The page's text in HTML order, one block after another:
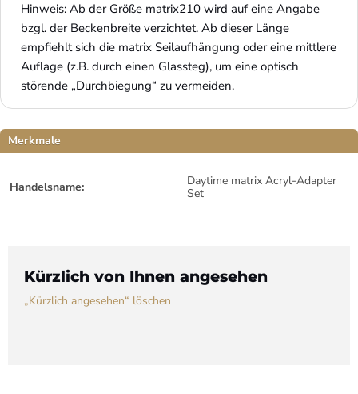
Hinweis: Ab der Größe matrix210 wird auf eine Angabe
bzgl. der Beckenbreite verzichtet. Ab dieser Länge
empfiehlt sich die matrix Seilaufhängung oder eine mittlere
Auflage (z.B. durch einen Glassteg), um eine optisch
störende „Durchbiegung“ zu vermeiden.
Merkmale
Handelsname:
Daytime matrix Acryl-Adapter
Set
Kürzlich von Ihnen angesehen
„Kürzlich angesehen“ löschen